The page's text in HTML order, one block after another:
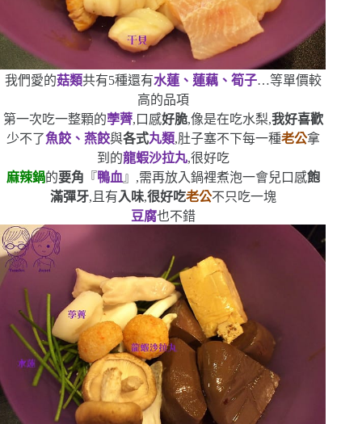
我們愛的菇類共有5種還有水蓮、蓮藕、筍子…等單價較
高的品項
第一次吃一整顆的荸薺,口感好脆,像是在吃水梨,我好喜歡
少不了魚餃、燕餃與各式丸類,肚子塞不下每一種老公拿
到的龍蝦沙拉丸,很好吃
麻辣鍋的要角 『鴨血 』,需再放入鍋裡煮泡一會兒 口感飽
滿彈牙,且有入味,很好吃老公不只吃一塊
豆腐也不錯